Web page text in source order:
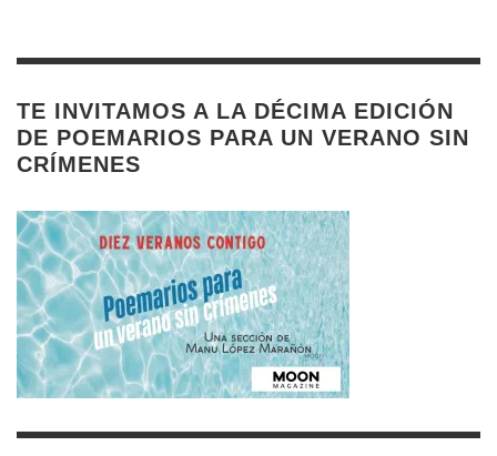
TE INVITAMOS A LA DÉCIMA EDICIÓN
DE POEMARIOS PARA UN VERANO SIN
CRÍMENES